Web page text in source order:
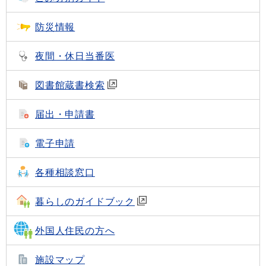
防災情報
夜間・休日当番医
図書館蔵書検索
届出・申請書
電子申請
各種相談窓口
暮らしのガイドブック
外国人住民の方へ
施設マップ